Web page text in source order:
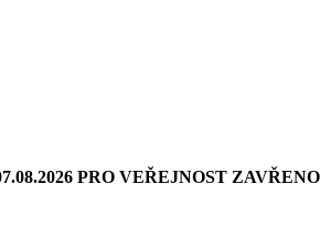
PRO VEŘEJNOST ZAVŘENO